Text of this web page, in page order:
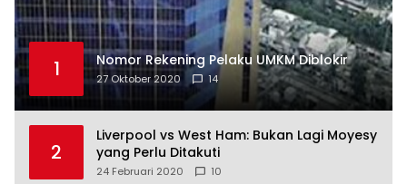
1 Nomor Rekening Pelaku UMKM Diblokir
27 Oktober 2020 14
2
Liverpool vs West Ham: Bukan Lagi Moyesy
yang Perlu Ditakuti
24 Februari 2020 10